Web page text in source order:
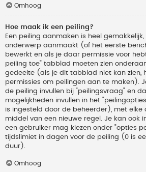
Omhoog
Hoe maak ik een peiling?
Een peiling aanmaken is heel
onderwerp aanmaakt (of het eerste
bewerkt en als je daar permissie voor
peiling toe" tabblad moeten zien
gedeelte (als je dit tabblad niet kan zien,
permissies om peilingen aan te maken).
de peiling invullen bij "peilingsvraag" en
mogelijkheden invullen in het
is ingesteld door de beheerder), met elke
middel van een nieuwe regel. Je kan ook
een gebruiker mag kiezen onder "opties
tijdslimiet in dagen voor de peiling (0 is
duur).
Omhoog